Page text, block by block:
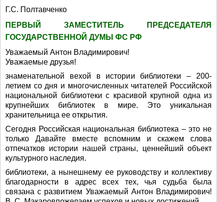
Г.С. Полтавченко
ПЕРВЫЙ ЗАМЕСТИТЕЛЬ ПРЕДСЕДАТЕЛЯ
ГОСУДАРСТВЕННОЙ ДУМЫ ФС РФ
Уважаемый Антон Владимирович!
Уважаемые друзья!
знаменательной вехой в истории библиотеки – 200-
летием со дня и многочисленных читателей Российской
национальной библиотеки с красивой крупной одна из
крупнейших библиотек в мире. Это уникальная
хранительница ее открытия.
Сегодня Российская национальная библиотека – это не
только Давайте вместе вспомним и скажем слова
отпечатков истории нашей страны, ценнейший объект
культурного наследия.
библиотеки, а нынешнему ее руководству и коллективу
благодарности в адрес всех тех, чья судьба была
связана с развитием Уважаемый Антон Владимирович!